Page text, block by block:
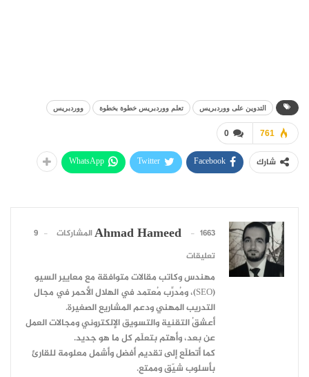
التدوين على ووردبريس تعلم ووردبريس خطوة بخطوة ووردبريس
0 761
شارك Facebook
Twitter
WhatsApp
Ahmad Hameed 1663 المشاركات
9
تعليقات
مهندس وكاتب مقالات متوافقة مع معايير السيو
(SEO)، ومُدرِّب مُعتمد في الهلال الأحمر في مجال
التدريب المهني ودعم المشاريع الصغيرة.
أعشقُ التقنية والتسويق الإلكتروني ومجالات العمل
عن بعد، وأهتم بتعلّم كل ما هو جديد.
كما أتطلّع إلى تقديم أفضل وأشمل معلومة للقارئ
بأسلوب شيّق وممتع.